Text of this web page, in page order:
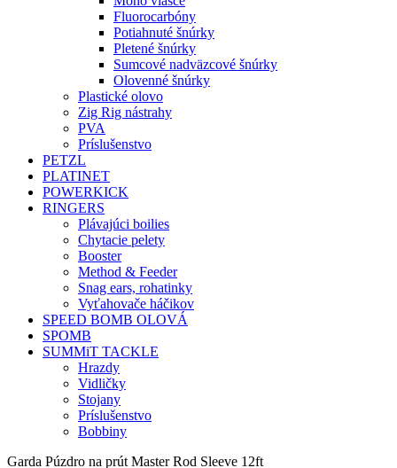
Fluorocarbóny
Potiahnuté šnúrky
Pletené šnúrky
Sumcové nadväzcové šnúrky
Olovenné šnúrky
Plastické olovo
Zig Rig nástrahy
PVA
Príslušenstvo
PETZL
PLATINET
POWERKICK
RINGERS
Plávajúci boilies
Chytacie pelety
Booster
Method & Feeder
Snag ears, rohatinky
Vyťahovače háčikov
SPEED BOMB OLOVÁ
SPOMB
SUMMiT TACKLE
Hrazdy
Vidličky
Stojany
Príslušenstvo
Bobbiny
Garda Púzdro na prút Master Rod Sleeve 12ft